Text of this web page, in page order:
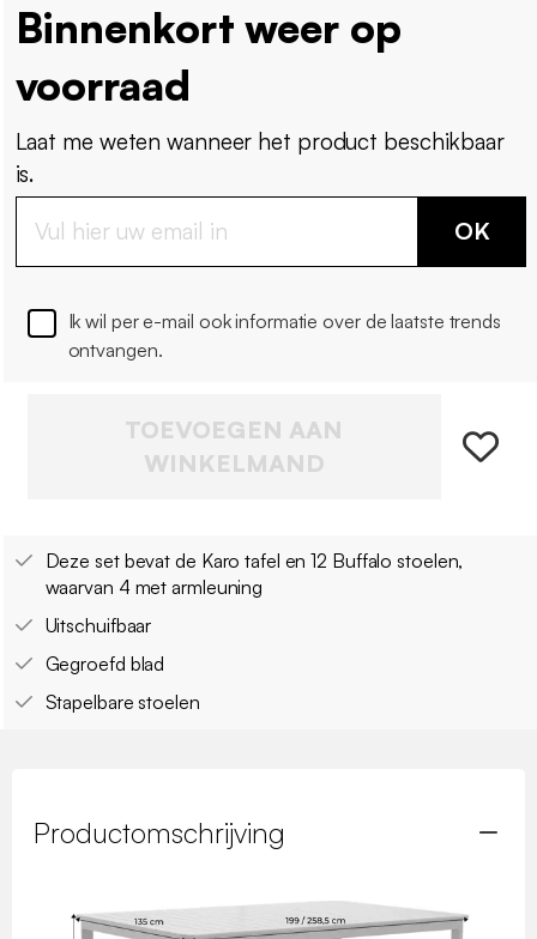
Binnenkort weer op
voorraad
Laat me weten wanneer het product beschikbaar
is.
OK
Ik wil per e-mail ook informatie over de laatste trends
ontvangen.
TOEVOEGEN AAN
WINKELMAND
Deze set bevat de Karo tafel en 12 Buffalo stoelen,
waarvan 4 met armleuning
Uitschuifbaar
Gegroefd blad
Stapelbare stoelen
Productomschrijving